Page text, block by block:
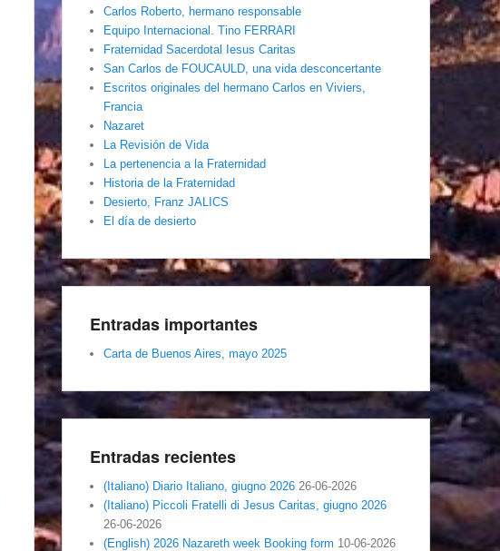
Carlos Roberto, hermano responsable
Equipo Internacional. Tino FERRARI
Fraternidad Sacerdotal Iesus Caritas
San Carlos de FOUCAULD, una vida desconcertante
Escritos originales del hermano Carlos en Viviers,
Francia
Nazaret
La Revisión de Vida
La pertenencia a la Fraternidad
Historia de la Fraternidad
Desierto, Franz JALICS
El día de desierto
Entradas importantes
Carta de Buenos Aires, mayo 2025
Entradas recientes
(Italiano) Diario Italiano, giugno 2026 26-06-2026
(Italiano) Piccoli Fratelli di Jesus Caritas, giugno 2026
26-06-2026
(English) 2026 Nazareth week Booking form 10-06-2026